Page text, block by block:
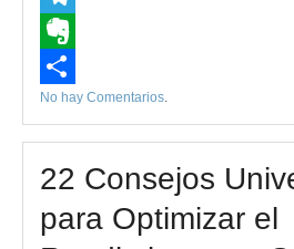
Telegram
Evernote
Compartir
No hay Comentarios.
22 Consejos
para Optimizar el